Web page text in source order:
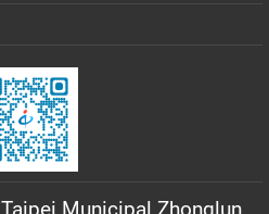
Taipei Municipal Zhonglun